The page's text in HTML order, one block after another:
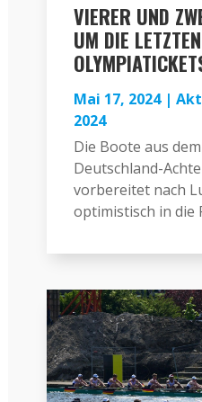
VIERER UND
UM DIE LETZTEN
Mai 17, 2024|
2024
Die Boote aus
Deutschland-
vorbereitet nach
optimistisch in die